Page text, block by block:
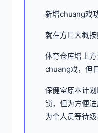
新增chuang戏
就在方巨大概
体育仓库增上
chuang戏，但
保健室原本计
锁，但为方便
为个人员等待